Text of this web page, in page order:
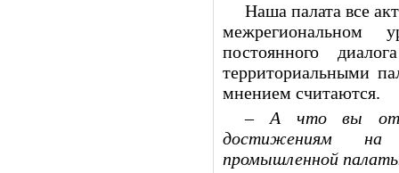
Наша палата все
постоянного
территориальными
мнением считаются.
– А что вы
достижениям на
промышленной